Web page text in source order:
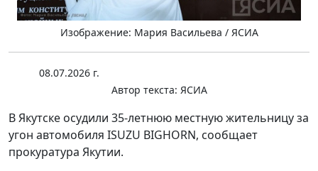
Изображение: Мария Васильева / ЯСИА
08.07.2026 г.
Автор текста: ЯСИА
В Якутске осудили 35-летнюю местную жительницу за
угон автомобиля ISUZU BIGHORN, сообщает
прокуратура Якутии.